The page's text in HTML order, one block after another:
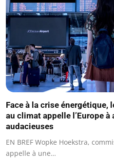
Face à la crise énergétique,
au climat appelle l’Europe
audacieuses
EN BREF Wopke Hoekstra,
appelle à une…